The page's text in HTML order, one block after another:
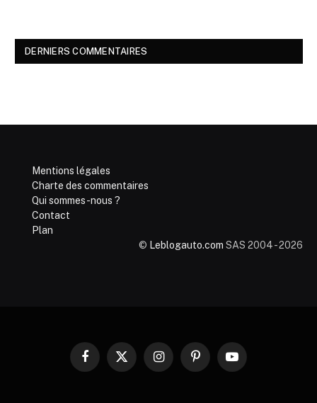
DERNIERS COMMENTAIRES
Mentions légales
Charte des commentaires
Qui sommes-nous ?
Contact
Plan
© Leblogauto.com SAS 2004 - 2026
Facebook
X
InstagramPinterestYouTube